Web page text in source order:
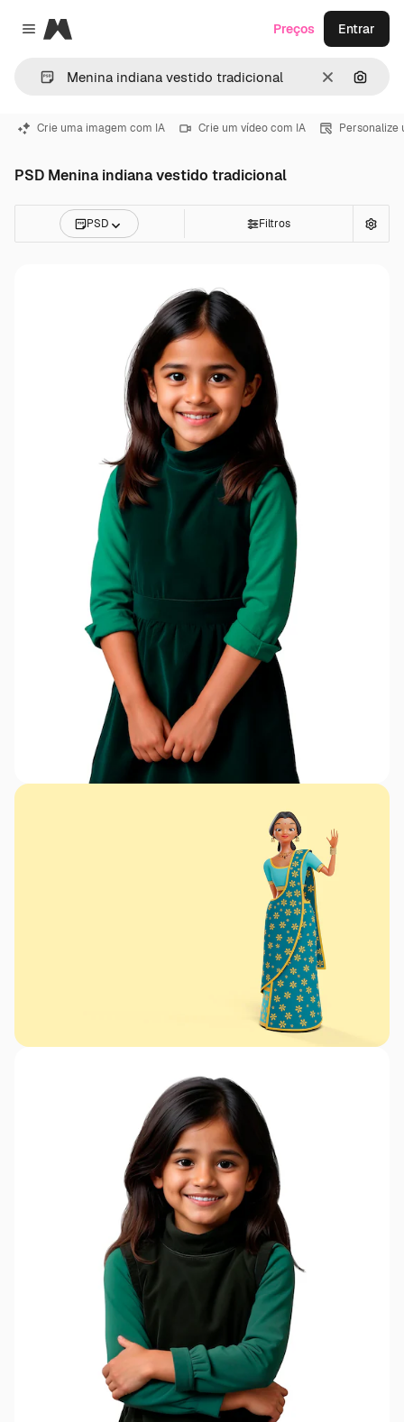
Close menu
Magnific
Limpar
Preços Entrar
Crie uma imagem com IA Crie um vídeo com IA Personalize
PSD Menina indiana vestido tradicional
PSD Filtros